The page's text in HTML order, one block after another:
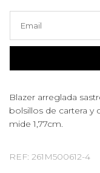
Blazer arreglada
bolsillos de cartera y
mide 1,77cm.
REF: 261M500612-4